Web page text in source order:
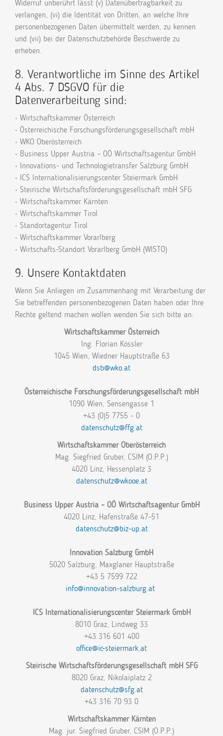
Widerruf unberührt lässt (v) Datenübertragbarkeit zu
verlangen, (vi) die Identität von Dritten, an welche Ihre
personenbezogenen Daten übermittelt werden, zu kennen
und (vii) bei der Datenschutzbehörde Beschwerde zu
erheben.
8. Verantwortliche im Sinne des Artikel
4 Abs. 7 DSGVO für die
Datenverarbeitung sind:
• Wirtschaftskammer Österreich
• Österreichische Forschungsförderungsgesellschaft mbH
• WKO Oberösterreich
• Business Upper Austria – OÖ Wirtschaftsagentur GmbH
• Innovations- und Technologietransfer Salzburg GmbH
• ICS Internationalisierungscenter Steiermark GmbH
• Steirische Wirtschaftsförderungsgesellschaft mbH SFG
• Wirtschaftskammer Kärnten
• Wirtschaftskammer Tirol
• Standortagentur Tirol
• Wirtschaftskammer Vorarlberg
• Wirtschafts-Standort Vorarlberg GmbH (WISTO)
9. Unsere Kontaktdaten
Wenn Sie Anliegen im Zusammenhang mit Verarbeitung der
Sie betreffenden personenbezogenen Daten haben oder Ihre
Rechte geltend machen wollen wenden Sie sich bitte an:
Wirtschaftskammer Österreich
Ing. Florian Kössler
1045 Wien, Wiedner Hauptstraße 63
dsb@wko.at
Österreichische Forschungsförderungsgesellschaft mbH
1090 Wien, Sensengasse 1
+43 (0)5 7755 - 0
datenschutz@ffg.at
Wirtschaftskammer Oberösterreich
Mag. Siegfried Gruber, CSIM (O.P.P.)
4020 Linz, Hessenplatz 3
datenschutz@wkooe.at
Business Upper Austria – OÖ Wirtschaftsagentur GmbH
4020 Linz, Hafenstraße 47-51
datenschutz@biz-up.at
Innovation Salzburg GmbH
5020 Salzburg, Maxglaner Hauptstraße
+43 5 7599 722
info@innovation-salzburg.at
ICS Internationalisierungscenter Steiermark GmbH
8010 Graz, Lindweg 33
+43 316 601 400
office@ic-steiermark.at
Steirische Wirtschaftsförderungsgesellschaft mbH SFG
8020 Graz, Nikolaiplatz 2
datenschutz@sfg.at
+43 316 70 93 0
Wirtschaftskammer Kärnten
Mag. jur. Siegfried Gruber, CSIM (O.P.P.)